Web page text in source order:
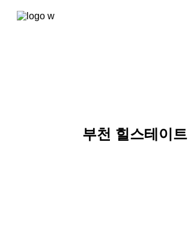
콘텐츠로
건너뛰기
부천 힐스테이트